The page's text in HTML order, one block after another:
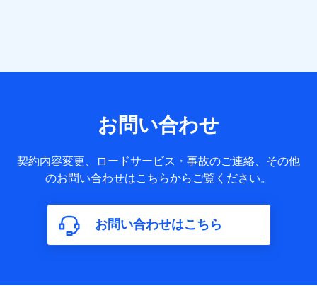
サービス提供等を通じて取得した、以下の情報などの個人デ
基本情報
氏名、電話番号、メールアドレス、お客さまの識別子、
属性、連絡先、dポイントサービスのご利用に関する情
構成、住所、dポイント残高、dポイント利用履歴などが
含まれます。
利用情報
お問い合わせ
契約内容変更、ロードサービス・事故のご連絡、その他
のお問い合わせはこちらからご覧ください。
お問い合わせはこちら